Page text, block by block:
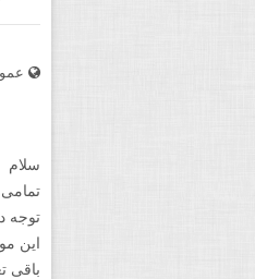
سلام
توجه
این
باقی